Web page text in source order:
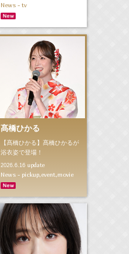
News - tv
髙橋ひかる
【髙橋ひかる】髙橋ひかるが
浴衣姿で登場！
2026.6.16update
News - pickup,event,movie